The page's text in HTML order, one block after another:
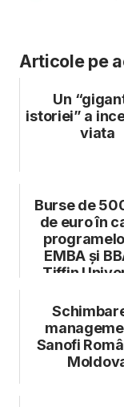
Articole pe
Un
istoriei” a
viata
Burse de
de euro în
EMBA și
Tiffin
Sanofi